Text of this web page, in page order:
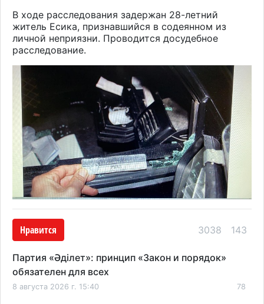
В ходе расследования задержан 28-летний
житель Есика, признавшийся в содеянном из
личной неприязни. Проводится досудебное
расследование.
Нравится 3038 143
Партия «Әділет»: принцип «Закон и порядок»
обязателен для всех
8 августа 2026 г. 15:40 78